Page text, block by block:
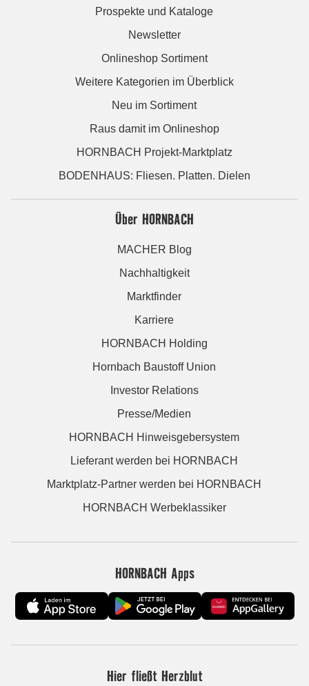
Prospekte und Kataloge
Newsletter
Onlineshop Sortiment
Weitere Kategorien im Überblick
Neu im Sortiment
Raus damit im Onlineshop
HORNBACH Projekt-Marktplatz
BODENHAUS: Fliesen. Platten. Dielen
Über HORNBACH
MACHER Blog
Nachhaltigkeit
Marktfinder
Karriere
HORNBACH Holding
Hornbach Baustoff Union
Investor Relations
Presse/Medien
HORNBACH Hinweisgebersystem
Lieferant werden bei HORNBACH
Marktplatz-Partner werden bei HORNBACH
HORNBACH Werbeklassiker
HORNBACH Apps
Hier fließt Herzblut